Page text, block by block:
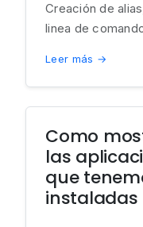
Creación de
linea de
Leer más →
Como
las
que
instaladas